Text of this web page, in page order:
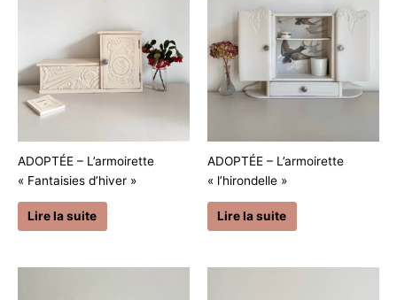
ADOPTÉE – L’armoirette
« Fantaisies d’hiver »
Lire la suite
ADOPTÉE – L’armoirette
« l’hirondelle »
Lire la suite